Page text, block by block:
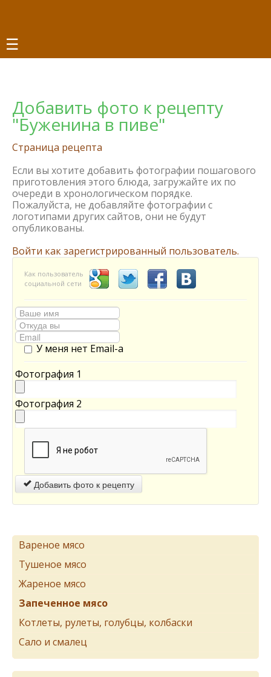
☰
Добавить фото к рецепту
"Буженина в пиве"
Страница рецепта
Если вы хотите добавить фотографии пошагового
приготовления этого блюда, загружайте их по
очереди в хронологическом порядке.
Пожалуйста, не добавляйте фотографии с
логотипами других сайтов, они не будут
опубликованы.
Войти как зарегистрированный пользователь.
Как пользователь
социальной сети
У меня нет Email-а
Фотография 1
Фотография 2
Добавить фото к рецепту
Вареное мясо
Тушеное мясо
Жареное мясо
Запеченное мясо
Котлеты, рулеты, голубцы, колбаски
Сало и смалец